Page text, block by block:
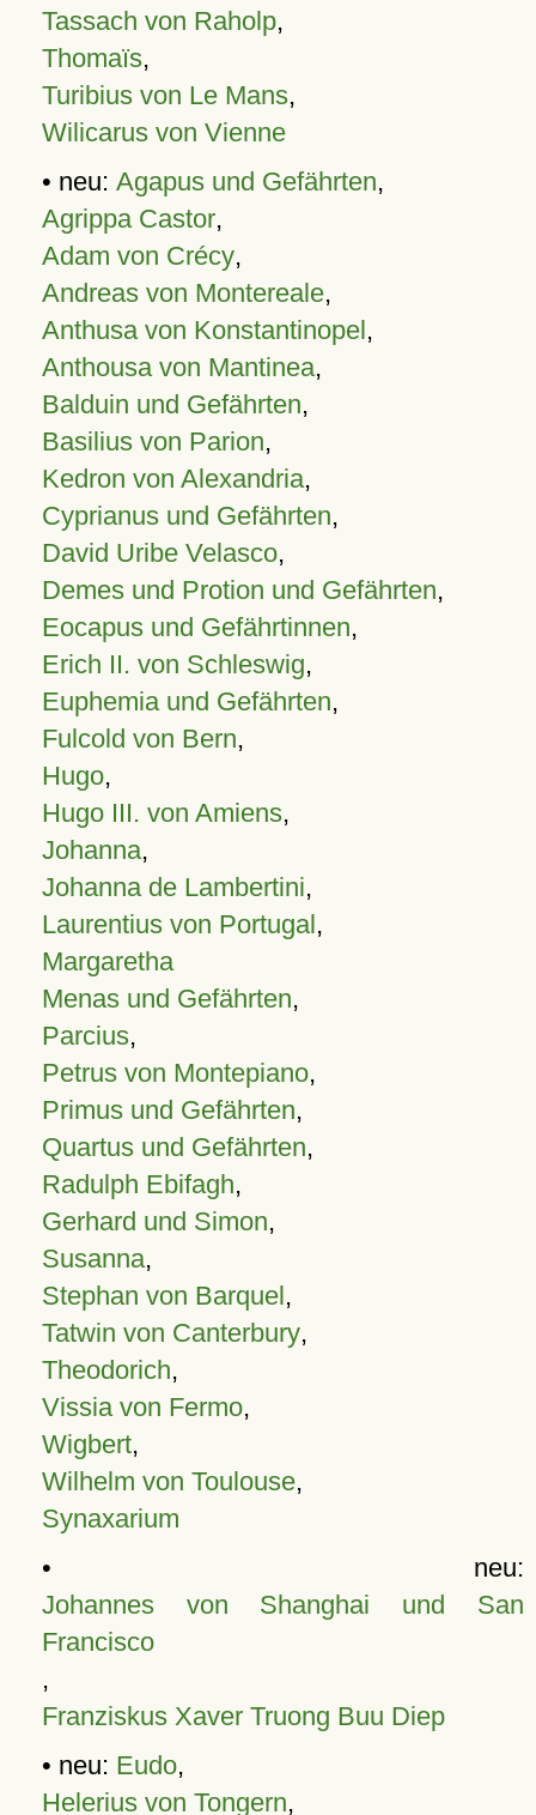
Tassach von Raholp,
Thomaïs,
Turibius von Le Mans,
Wilicarus von Vienne
• neu: Agapus und Gefährten,
Agrippa Castor,
Adam von Crécy,
Andreas von Montereale,
Anthusa von Konstantinopel,
Anthousa von Mantinea,
Balduin und Gefährten,
Basilius von Parion,
Kedron von Alexandria,
Cyprianus und Gefährten,
David Uribe Velasco,
Demes und Protion und Gefährten,
Eocapus und Gefährtinnen,
Erich II. von Schleswig,
Euphemia und Gefährten,
Fulcold von Bern,
Hugo,
Hugo III. von Amiens,
Johanna,
Johanna de Lambertini,
Laurentius von Portugal,
Margaretha
Menas und Gefährten,
Parcius,
Petrus von Montepiano,
Primus und Gefährten,
Quartus und Gefährten,
Radulph Ebifagh,
Gerhard und Simon,
Susanna,
Stephan von Barquel,
Tatwin von Canterbury,
Theodorich,
Vissia von Fermo,
Wigbert,
Wilhelm von Toulouse,
Synaxarium
• neu:
Johannes von Shanghai und San
Francisco
,
Franziskus Xaver Truong Buu Diep
• neu: Eudo,
Helerius von Tongern,